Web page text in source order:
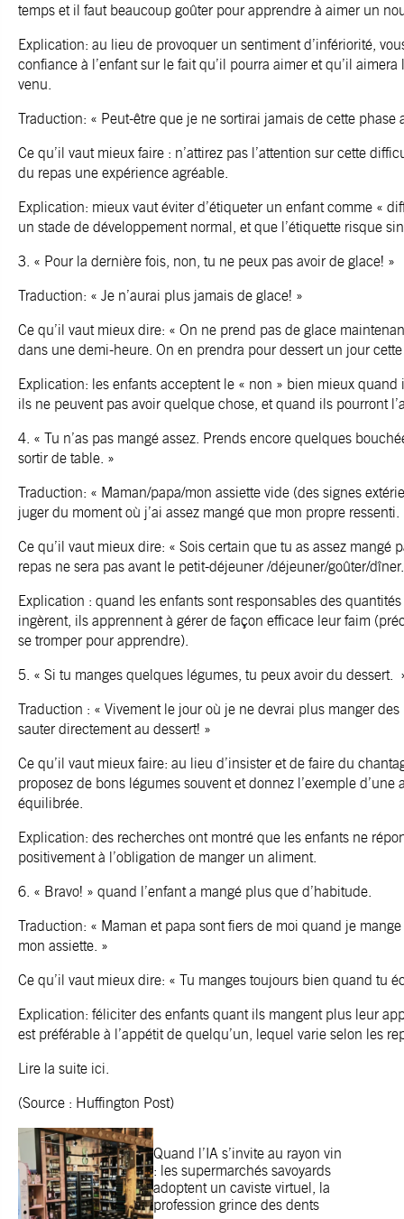
temps et il faut beaucoup goûter pour apprendre à aimer un
Explication: au lieu de provoquer un sentiment d’infériorité,
confiance à l’enfant sur le fait qu’il pourra aimer et qu’il aimera
venu.
Traduction: « Peut-être que je ne sortirai jamais de cette phase
Ce qu’il vaut mieux faire : n’attirez pas l’attention sur cette
du repas une expérience agréable.
Explication: mieux vaut éviter d’étiqueter un enfant comme «
un stade de développement normal, et que l’étiquette risque
3. « Pour la dernière fois, non, tu ne peux pas avoir de glace! »
Traduction: « Je n’aurai plus jamais de glace! »
Ce qu’il vaut mieux dire: « On ne prend pas de glace
dans une demi-heure. On en prendra pour dessert un jour
Explication: les enfants acceptent le « non » bien mieux quand
ils ne peuvent pas avoir quelque chose, et quand ils pourront
4. « Tu n’as pas mangé assez. Prends encore quelques
sortir de table. »
Traduction: « Maman/papa/mon assiette vide (des signes
juger du moment où j’ai assez mangé que mon propre ressenti.
Ce qu’il vaut mieux dire: « Sois certain que tu as assez mangé
repas ne sera pas avant le petit-déjeuner /déjeuner/goûter/
Explication : quand les enfants sont responsables des
ingèrent, ils apprennent à gérer de façon efficace leur faim
se tromper pour apprendre).
5. « Si tu manges quelques légumes, tu peux avoir du dessert.
Traduction : « Vivement le jour où je ne devrai plus manger
sauter directement au dessert! »
Ce qu’il vaut mieux faire: au lieu d’insister et de faire du
proposez de bons légumes souvent et donnez l’exemple d’une
équilibrée.
Explication: des recherches ont montré que les enfants ne
positivement à l’obligation de manger un aliment.
6. « Bravo! » quand l’enfant a mangé plus que d’habitude.
Traduction: « Maman et papa sont fiers de moi quand je
mon assiette. »
Ce qu’il vaut mieux dire: « Tu manges toujours bien quand tu
Explication: féliciter des enfants quant ils mangent plus leur
est préférable à l’appétit de quelqu’un, lequel varie selon les
Lire la suite ici
(Source : Huffington Post)
Quand l’IA s’invite au rayon vin
: les supermarchés savoyards
adoptent un caviste virtuel, la
profession grince des dents